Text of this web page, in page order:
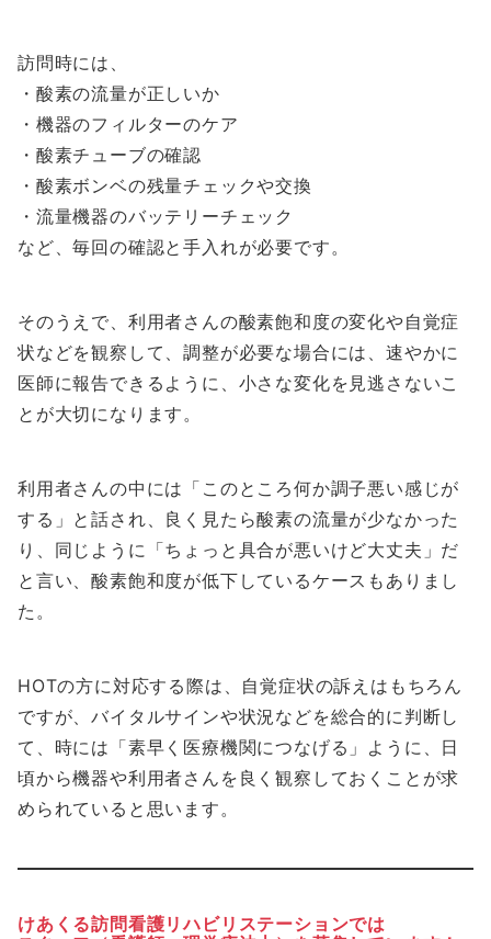
訪問時には、
・酸素の流量が正しいか
・機器のフィルターのケア
・酸素チューブの確認
・酸素ボンベの残量チェックや交換
・流量機器のバッテリーチェック
など、毎回の確認と手入れが必要です。
そのうえで、利用者さんの酸素飽和度の変化や自覚症
状などを観察して、調整が必要な場合には、速やかに
医師に報告できるように、小さな変化を見逃さないこ
とが大切になります。
利用者さんの中には「このところ何か調子悪い感じが
する」と話され、良く見たら酸素の流量が少なかった
り、同じように「ちょっと具合が悪いけど大丈夫」だ
と言い、酸素飽和度が低下しているケースもありまし
た。
HOTの方に対応する際は、自覚症状の訴えはもちろん
ですが、バイタルサインや状況などを総合的に判断し
て、時には「素早く医療機関につなげる」ように、日
頃から機器や利用者さんを良く観察しておくことが求
められていると思います。
けあくる訪問看護リハビリステーションでは